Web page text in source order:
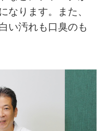
なります。また、
い汚れも口臭のも